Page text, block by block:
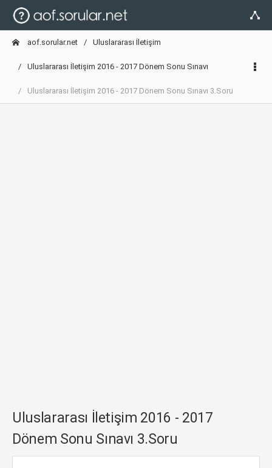
aof.sorular.net Uluslararası İletişim
Uluslararası İletişim 2016 - 2017 Dönem Sonu Sınavı
Uluslararası İletişim 2016 - 2017 Dönem Sonu Sınavı 3.Soru
Uluslararası İletişim 2016 - 2017
Dönem Sonu Sınavı 3.Soru